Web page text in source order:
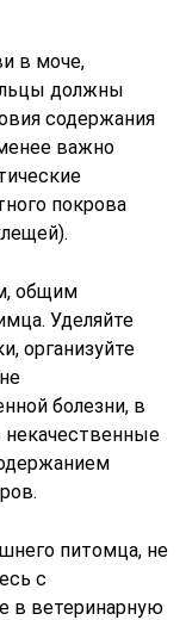
в моче,
должны
содержания
важно
покрова
общим
Уделяйте
организуйте
болезни, в
питомца, не
с
в ветеринарную